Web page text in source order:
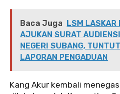
Baca Juga LSM LASKAR
AJUKAN SURAT
NEGERI SUBANG,
LAPORAN PENGADUAN
‎‎Kang Akur kembali